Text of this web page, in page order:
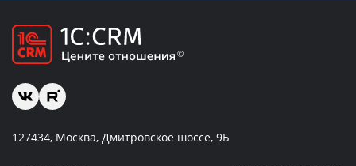
127434, Москва, Дмитровское шоссе, 9Б